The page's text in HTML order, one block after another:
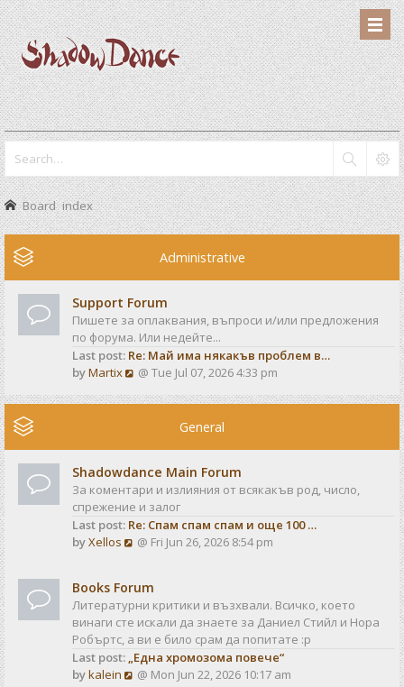
Board index
Administrative
Support Forum
Пишете за оплаквания, въпроси и/или предложения
по форума. Или недейте...
Last post: Re: Май има някакъв проблем в…
byMartix
V
e
e
l
a
t
e
p
o
s
@ Tue Jul 07, 2026 4:33 pm
General
Shadowdance Main Forum
За коментари и излияния от всякакъв род, число,
спрежение и залог
Last post: Re: Спам спам спам и още 100 …
byXellos
V
w
t
h
e
l
a
@ Fri Jun 26, 2026 8:54 pm
Books Forum
Литературни критики и възхвали. Всичко, което
винаги сте искали да знаете за Даниел Стийл и Нора
Робъртс, а ви е било срам да попитате :р
Last post: „Една хромозома повече“
bykalein
V@ Mon Jun 22, 2026 10:17 am